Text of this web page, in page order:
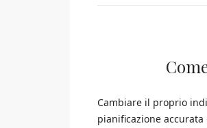
Cambiare il proprio
pianificazione